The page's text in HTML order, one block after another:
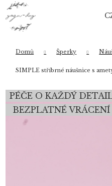
Přejít
obsah
Domů Šperky
SIMPLE stříbrné náušnice s
PÉČE O KAŽDÝ
BEZPLATNÉ VRÁCENÍ
K
o
Zpět
Zpět
Co